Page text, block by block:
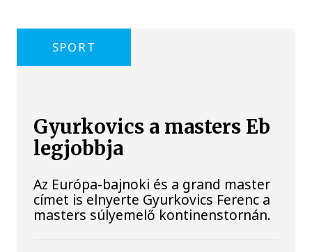
SPORT
Gyurkovics a masters Eb
legjobbja
Az Európa-bajnoki és a grand master
címet is elnyerte Gyurkovics Ferenc a
masters súlyemelő kontinenstornán.